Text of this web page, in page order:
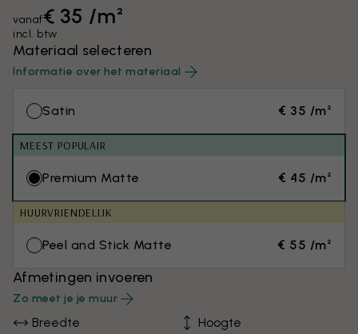
vanaf€ 35 /m²
incl. btw
Materiaal selecteren
Informatie over het materiaal
Satin € 35 /m²
MEEST POPULAIR
Premium Matte € 45 /m²
HUURVRIENDELIJK
Peel and Stick Matte € 55 /m²
Afmetingen invoeren
Zo meet je je muur
Breedte
Hoogte